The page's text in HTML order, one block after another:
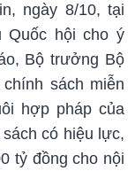
ngày 8/10, tại
Quốc hội cho ý
Bộ trưởng Bộ
sách miễn
hợp pháp của
có hiệu lực,
tỷ đồng cho nội